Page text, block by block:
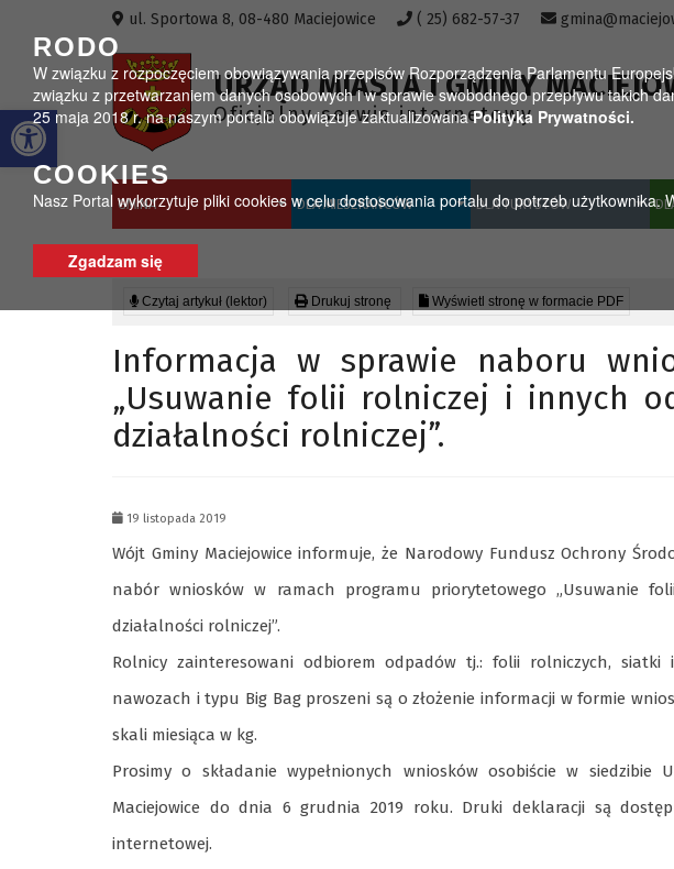
Otwórz pasek narzędzi
RODO
W związku z rozpoczęciem obowiązywania przepisów Rozporządzenia Parlamentu
związku z przetwarzaniem danych osobowych i w sprawie swobodnego przepływu takich
25 maja 2018 r. na naszym portalu obowiązuje zaktualizowanaPolityka Prywatności.
COOKIES
Nasz Portal wykorzytuje pliki cookies w celu dostosowania portalu do potrzeb
Zgadzam się
ul. Sportowa 8, 08-480 Maciejowice ( 25) 682-57-37
URZĄD MIASTA I GMINY
Oficjalny serwis internetowy
GMINA DLA MIESZKAŃCÓW DLA TURYSTÓW
Czytaj artykuł (lektor) Drukuj stronę Wyświetl stronę w formacie PDF
Informacja w sprawie naboru
„Usuwanie folii rolniczej i innych
działalności rolniczej”.
19 listopada 2019
Wójt Gminy Maciejowice informuje, że Narodowy Fundusz Ochrony
nabór wniosków w ramach programu priorytetowego „Usuwanie
działalności rolniczej”.
Rolnicy zainteresowani odbiorem odpadów tj.: folii rolniczych,
nawozach i typu Big Bag proszeni są o złożenie informacji w formie
skali miesiąca w kg.
Prosimy o składanie wypełnionych wniosków osobiście w siedzibie
Maciejowice do dnia 6 grudnia 2019 roku. Druki deklaracji są
internetowej.